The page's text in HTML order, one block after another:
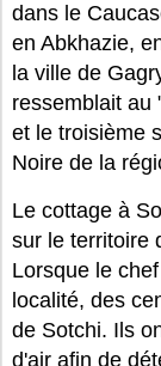
dans le
en Abkhazie,
la ville de
ressemblait au
et le troisième
Noire de la
Le cottage à
sur le territoire
Lorsque le
localité, des
de Sotchi. Ils
d'air afin de